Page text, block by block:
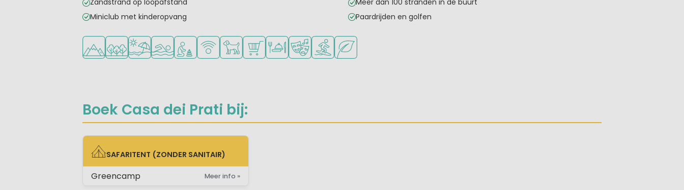
Zandstrand op loopafstand
Miniclub met kinderopvang
Meer dan 100 stranden in de buurt
Paardrijden en golfen
Ligt in de heuvels/bergen
Ligt in een bosrijke omgeving
Ligt bij strand en zee
Openlucht zwembad
Aanbevolen voor jonge kinderen
WiFi beschikbaar
Huisdieren toegestaan
Campingwinkel/Supermarkt
Restaurant of pizzeria
Animatieprogramma
Watersportfaciliteiten
Groene ligging
Boek Casa dei Prati bij:
SAFARITENT (ZONDER SANITAIR)
SAFARITENT (ZONDER SANITAIR)
Greencamp Meer info »